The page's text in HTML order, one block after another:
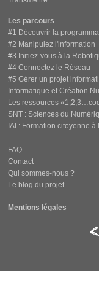
Les parcours
#1 Découvrir la
#2 Manipulez l'information
#3 Initiez-vous à la
#4 Connectez le Réseau
#5 Gérer un projet
Informatique et Création
Les ressources
SNT : Sciences du
IAI : Formation citoyenne
FAQ
Contact
Qui sommes-nous ?
Le blog du projet
Mentions légales